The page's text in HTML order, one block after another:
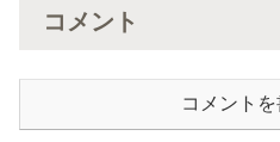
コメント
コメント